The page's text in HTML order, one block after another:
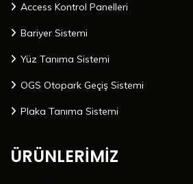
Access Kontrol Panelleri
Bariyer Sistemi
Yüz Tanıma Sistemi
OGS Otopark Geçiş Sistemi
Plaka Tanıma Sistemi
ÜRÜNLERİMİZ